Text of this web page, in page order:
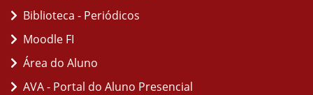
Biblioteca - Periódicos
Moodle FI
Área do Aluno
AVA - Portal do Aluno Presencial